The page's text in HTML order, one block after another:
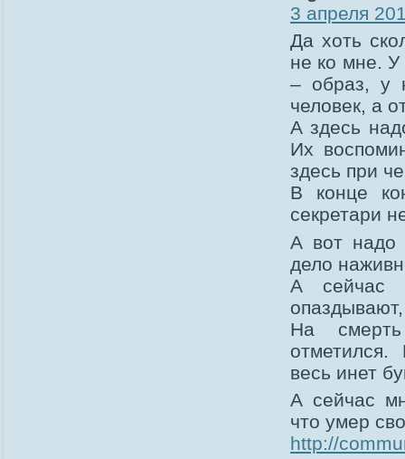
3 апреля
Да хоть
не ко мне. У
– образ, у
человек, а
А здесь
Их
здесь при
В конце
секретари
А вот надо
дело
А сейчас
На
весь инет
А сейчас
что умер
http://